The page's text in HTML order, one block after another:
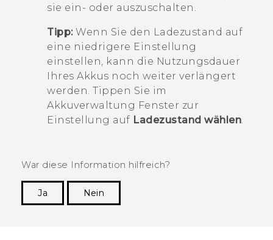
sie ein- oder auszuschalten.
Tipp:Wenn Sie den Ladezustand auf
eine niedrigere Einstellung
einstellen, kann die Nutzungsdauer
Ihres Akkus noch weiter verlängert
werden. Tippen Sie im
Akkuverwaltung Fenster zur
Einstellung auf Ladezustand wählen.
War diese Information hilfreich?
Ja
Nein